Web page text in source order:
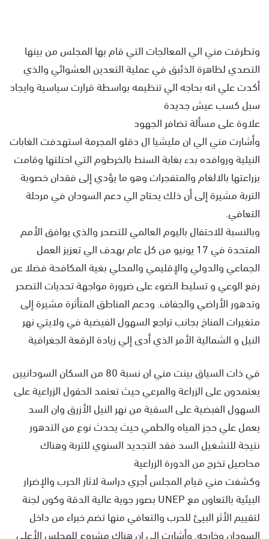
وتطرقت مني الي المعالجات التي قام بها المجلس من بينها
التصدي لظاهرة الذئبق في عملية التعدين العشوائي والذي
أكدت علي انه بحاجه الي تنظيمه بواسطة قرارت سياسية وايجاد
سبل كسب عيش جديدة
علاوة على مسألة تضافر الجهود
وأشارت مني الي ان مليشيا ال دقلو المجرمة استهدفت الغابات
النيلية وروافده بدء بغابة السنط بالخرطوم التي احتلتها وقامت
بزراعتها بالالغام والمتفجرات وهو ما يؤدي إلى فقدان خصوبة
التربة مشيرة إلى أن ذلك يحتاج الي دعم السودان في مرحلة
التعافي.
وبالنسبة للاحتفال باليوم العالمي للتصحر والذي يوافق الأمم
المتحدة في 17 يونيو من كل عام بهدف الي تعزيز العمل
الجماعي والدولي والإقليمي والمحلي بغية المكافحة فضلا عن
رفع الوعي و تسليط الضوء على ضرورة مواجهة تحديات التصحر
وتدهور الأراضي والجفاف. ودعم المناطق المتأثرة مشيرة إلى
متغيرات المناخ بجانب تراجع السهول الفيضية في ولايتي نهر
النيل و الشمالية الأمر الذي أدى إلي زيادة الرقعة الجغرافية
في ذات السياق بينت مني ان نسبة 80 من السكان السودانيين
يعتمدون على الزراعة والمرعي حيث تعتمد الحقول الزراعية على
السهول الفبضية على السقية من نهر النيل الأزرق وان السد
يعمل علي حجز المياه والطمي حيث يحدث نوع من التدهور
نتيجة للتشغيل السد فقد التجديد السنوي للتربة وهناك
محاصيل تخرج من الدورة الزراعية
وكشفت مني قيام المجلس أجري دراسة لاثار الحرب والإضرار
البيئية بالتعاون مع UNEP بصور جوية عالية الدقة وكون لجنة
لتقييم الأثر البيئ للحرب والتعافي منها تضم خبراء من داخل
السودان وخارجه. وأشارت إلى ان هناك مشروع للمجلس الأعلى